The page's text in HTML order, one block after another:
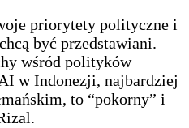
priorytety polityczne i
być przedstawiani.
wśród polityków
w Indonezji, najbardziej
to “pokorny” i